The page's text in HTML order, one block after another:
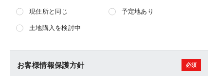
現住所と同じ 予定地あり
土地購入を検討中
お客様情報保護方針